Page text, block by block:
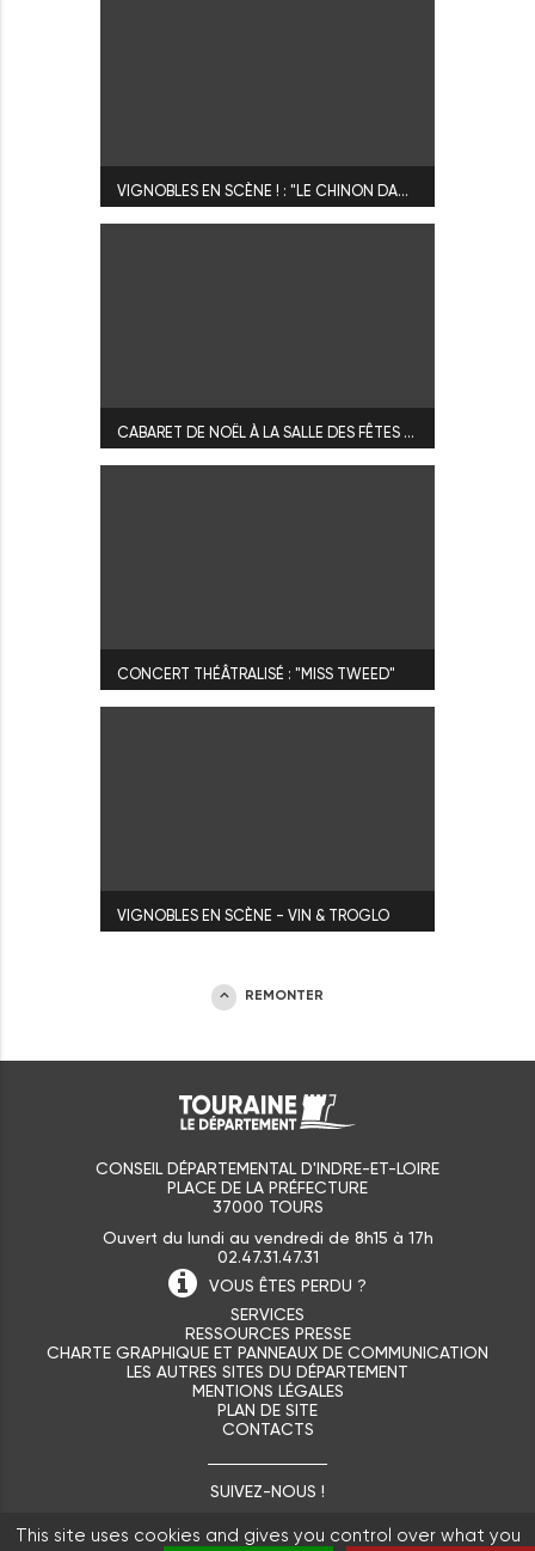
VIGNOBLES EN SCÈNE ! : "LE CHINON DANS TOUS SES ÉTATS"
CABARET DE NOËL À LA SALLE DES FÊTES DE NOIZAY
CONCERT THÉÂTRALISÉ : "MISS TWEED"
VIGNOBLES EN SCÈNE - VIN & TROGLO
REMONTER
CONSEIL DÉPARTEMENTAL D'INDRE-ET-LOIRE
PLACE DE LA PRÉFECTURE
37000 TOURS
Ouvert du lundi au vendredi de 8h15 à 17h
02.47.31.47.31
VOUS ÊTES PERDU ?
SERVICES
RESSOURCES PRESSE
CHARTE GRAPHIQUE ET PANNEAUX DE COMMUNICATION
LES AUTRES SITES DU DÉPARTEMENT
MENTIONS LÉGALES
PLAN DE SITE
CONTACTS
SUIVEZ-NOUS !
This site uses cookies and gives you control over what you